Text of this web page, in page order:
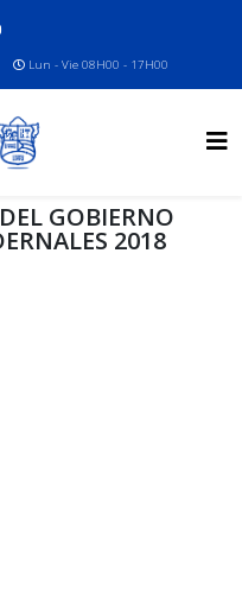
Lun - Vie 08H00 - 17H00
GOBIERNO
2018